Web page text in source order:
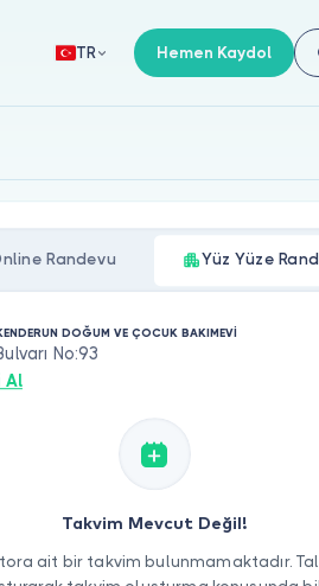
TR Hemen Kaydol
Randevu Yüz Yüze
DOĞUM VE ÇOCUK BAKIMEVİ
No:93
Al
Takvim Mevcut Değil!
ait bir takvim bulunmamaktadır.